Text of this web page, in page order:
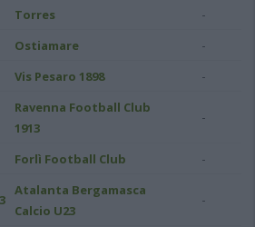
Torres -
Ostiamare -
Vis Pesaro 1898 -
Ravenna Football Club
1913
-
Forlì Football Club -
Atalanta Bergamasca
Calcio U23
-